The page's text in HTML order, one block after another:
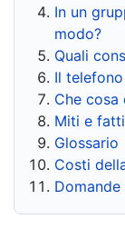
In un
modo?
Quali
Il
Che
Miti e fatti
Glossario
Costi